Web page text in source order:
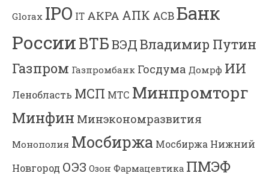
Glorax IPO IT АКРА АПК АСВБанк
РоссииВТБВЭДВладимир Путин
Газпром Газпромбанк Госдума Домрф ИИ
Ленобласть МСП МТС Минпромторг
Минфин Минэкономразвития
Монополия Мосбиржа Мосбиржа Нижний
Новгород ОЭЗ Озон Фармацевтика ПМЭФ